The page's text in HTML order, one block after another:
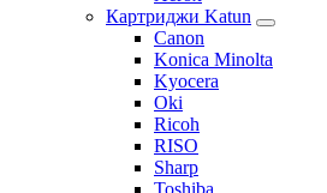
Картриджи Katun
Canon
Konica Minolta
Kyocera
Oki
Ricoh
RISO
Sharp
Toshiba